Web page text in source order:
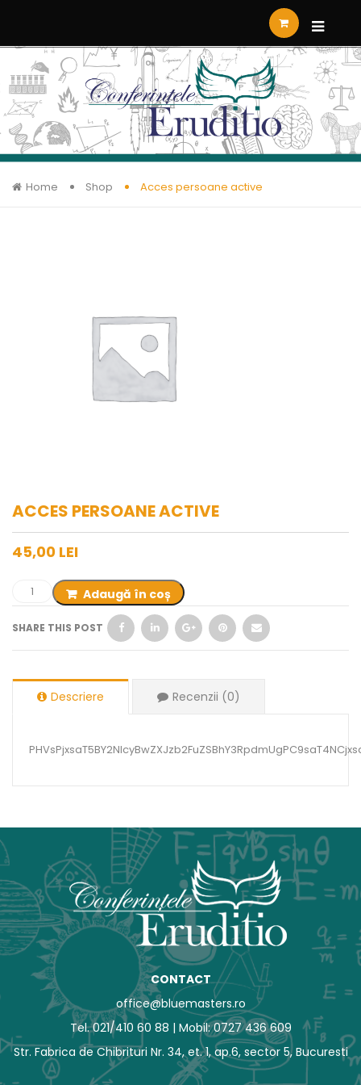
Home Shop Acces persoane active
ACCES PERSOANE ACTIVE
45,00 LEI
Adaugă în coș
SHARE THIS POST
Descriere Recenzii (0)
CONTACT
office@bluemasters.ro
Tel. 021/410 60 88 | Mobil: 0727 436 609
Str. Fabrica de Chibrituri Nr. 34, et. 1, ap.6, sector 5, Bucuresti